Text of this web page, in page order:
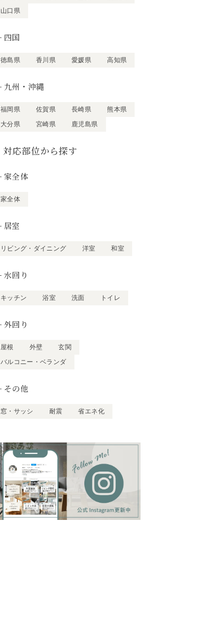
山口県
四国
徳島県 香川県 愛媛県 高知県
九州・沖縄
福岡県 佐賀県 長崎県
熊本県
大分県
宮崎県 鹿児島県
対応部位から探す
家全体
家全体
居室
リビング・ダイニング 洋室 和室
水回り
キッチン 浴室 洗面 トイレ
外回り
屋根 外壁
玄関
バルコニー・ベランダ
その他
窓・サッシ 耐震 省エネ化